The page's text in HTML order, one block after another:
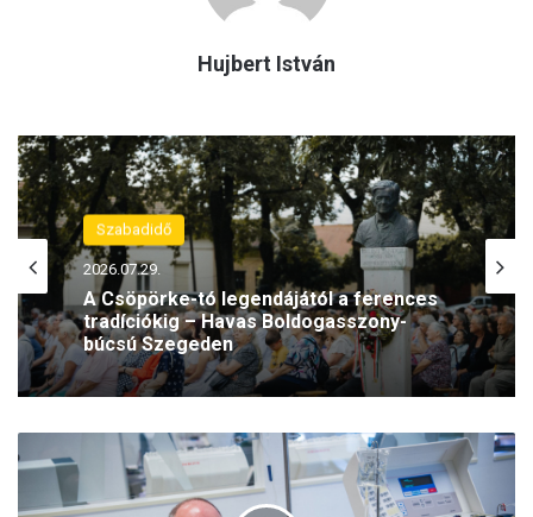
Hujbert István
Szabadidő
2026.07.29.
A Csöpörke-tó legendájától a ferences
tradíciókig – Havas Boldogasszony-
búcsú Szegeden
é